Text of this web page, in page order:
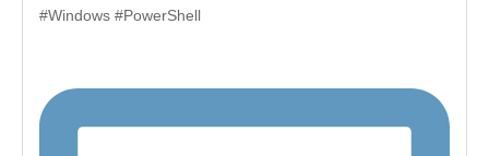
#Windows #PowerShell